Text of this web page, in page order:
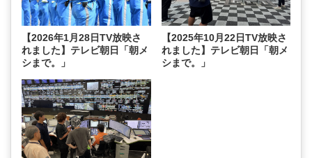
【2026年1月28日TV放映さ
れました】テレビ朝日「朝メ
シまで。」
【2025年10月22日TV放映さ
れました】テレビ朝日「朝メ
シまで。」